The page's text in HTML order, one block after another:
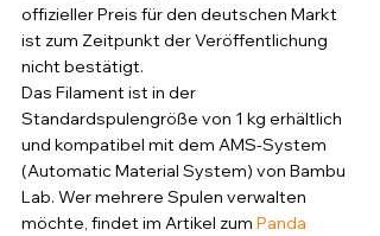
offizieller Preis für den deutschen Markt
ist zum Zeitpunkt der Veröffentlichung
nicht bestätigt.
Das Filament ist in der
Standardspulengröße von 1 kg erhältlich
und kompatibel mit dem AMS-System
(Automatic Material System) von Bambu
Lab. Wer mehrere Spulen verwalten
möchte, findet im Artikel zum Panda